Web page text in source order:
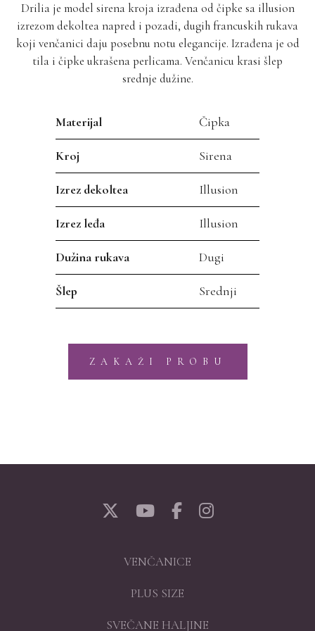
Drilia je model sirena kroja izrađena od čipke sa illusion
izrezom dekoltea napred i pozadi, dugih francuskih rukava
koji venčanici daju posebnu notu elegancije. Izrađena je od
tila i čipke ukrašena perlicama. Venčanicu krasi šlep
srednje dužine.
Materijal Čipka
Kroj Sirena
Izrez dekoltea Illusion
Izrez leđa Illusion
Dužina rukava Dugi
Šlep Srednji
ZAKAŽI PROBU
VENČANICE
PLUS SIZE
SVEČANE HALJINE